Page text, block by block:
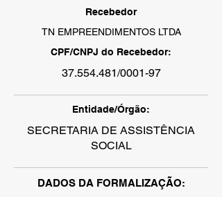
Recebedor
TN EMPREENDIMENTOS LTDA
CPF/CNPJ do Recebedor:
37.554.481/0001-97
Entidade/Órgão:
SECRETARIA DE ASSISTÊNCIA
SOCIAL
DADOS DA FORMALIZAÇÃO: